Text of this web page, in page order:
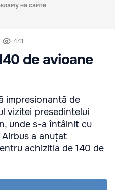
на сайте
441
de avioane
impresionantă de
vizitei presedintelui
unde s-a întâlnit cu
a anuțat
achizitia de 140 de